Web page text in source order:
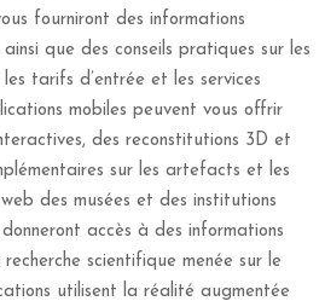
fourniront des informations
que des conseils pratiques sur les
les tarifs d’entrée et les services
mobiles peuvent vous offrir
des reconstitutions 3D et
sur les artefacts et les
des musées et des institutions
accès à des informations
scientifique menée sur le
utilisent la réalité augmentée